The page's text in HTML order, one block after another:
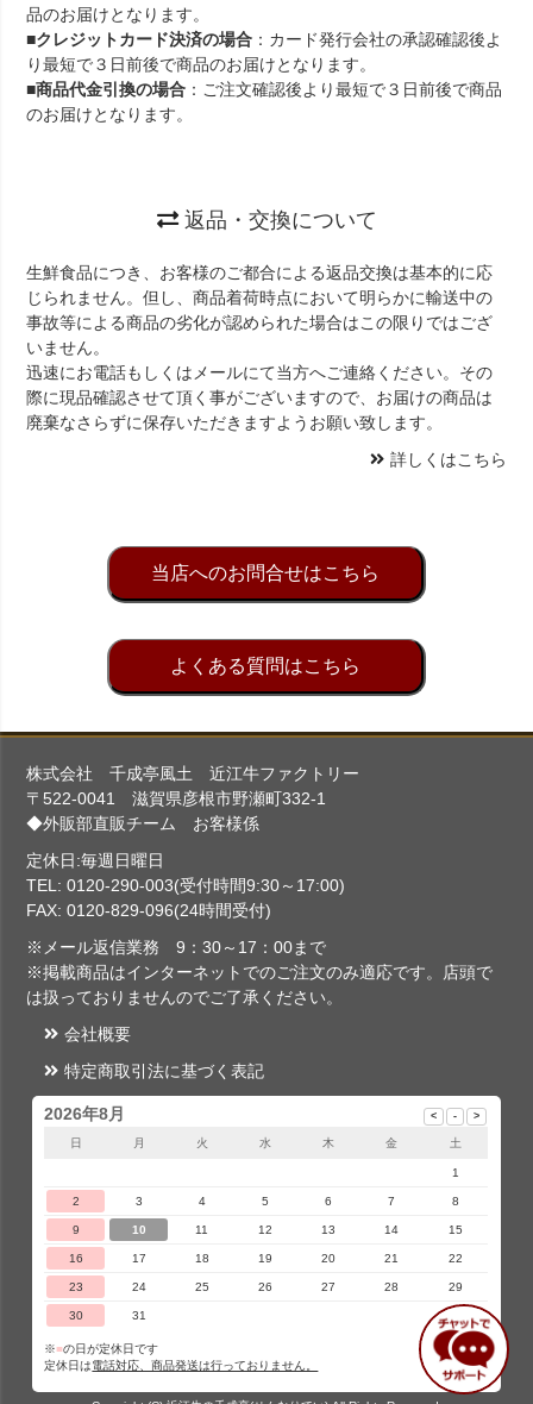
品のお届けとなります。
■クレジットカード決済の場合 ：カード発行会社の承認確認後よ
り最短で３日前後で商品のお届けとなります。
■商品代金引換の場合 ：ご注文確認後より最短で３日前後で商品
のお届けとなります。
返品・交換について
生鮮食品につき、お客様のご都合による返品交換は基本的に応
じられません。但し、商品着荷時点において明らかに輸送中の
事故等による商品の劣化が認められた場合はこの限りではござ
いません。
迅速にお電話もしくはメールにて当方へご連絡ください。その
際に現品確認させて頂く事がございますので、お届けの商品は
廃棄なさらずに保存いただきますようお願い致します。
詳しくはこちら
当店へのお問合せはこちら
よくある質問はこちら
株式会社 千成亭風土 近江牛ファクトリー
〒522-0041 滋賀県彦根市野瀬町332-1
◆外販部直販チーム お客様係
定休日:毎週日曜日
TEL: 0120-290-003(受付時間9:30～17:00)
FAX: 0120-829-096(24時間受付)
※メール返信業務 9：30～17：00まで
※掲載商品はインターネットでのご注文のみ適応です。店頭で
は扱っておりませんのでご了承ください。
会社概要
特定商取引法に基づく表記
2026年8月
日 月 火 水 木 金 土
1
2 3 4 5 6 7 8
9 10 11 12 13 14 15
16 17 18 19 20 21 22
23 24 25 26 27 28 29
30 31
※■の日が定休日です
定休日は電話対応、商品発送は行っておりません。